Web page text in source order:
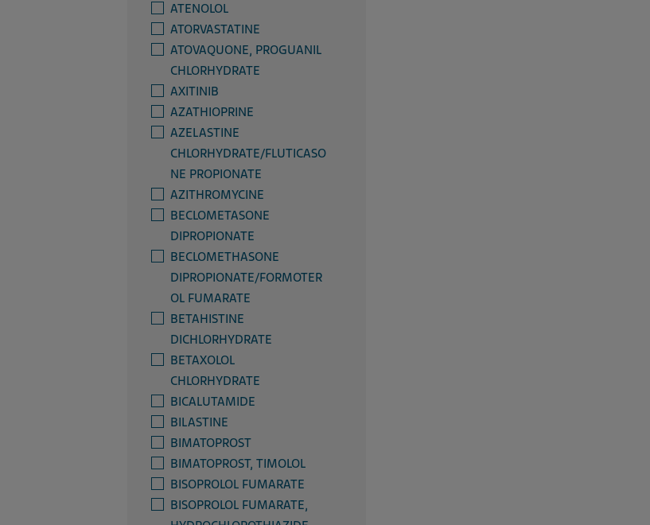
ATENOLOL
ATORVASTATINE
ATOVAQUONE, PROGUANIL
CHLORHYDRATE
AXITINIB
AZATHIOPRINE
AZELASTINE
CHLORHYDRATE/FLUTICASO
NE PROPIONATE
AZITHROMYCINE
BECLOMETASONE
DIPROPIONATE
BECLOMETHASONE
DIPROPIONATE/FORMOTER
OL FUMARATE
BETAHISTINE
DICHLORHYDRATE
BETAXOLOL
CHLORHYDRATE
BICALUTAMIDE
BILASTINE
BIMATOPROST
BIMATOPROST, TIMOLOL
BISOPROLOL FUMARATE
BISOPROLOL FUMARATE,